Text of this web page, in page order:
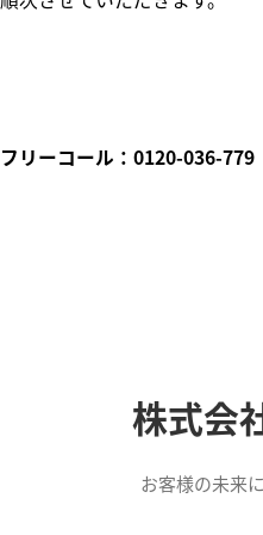
フリーコール：0120-036-779
株式会
お客様の未来